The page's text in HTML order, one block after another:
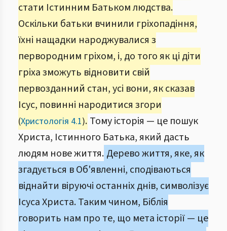
стати Істинним Батьком людства.
Оскільки батьки вчинили гріхопадіння,
їхні нащадки народжувалися з
первородним гріхом, і, до того як ці діти
гріха зможуть відновити свій
первозданний стан, усі вони, як сказав
Ісус, повинні народитися згори
(Христологія 4.1). Тому історія — це пошук
Христа, Істинного Батька, який дасть
людям нове життя. Дерево життя, яке, як
згадується в Об'явленні, сподіваються
віднайти віруючі останніх днів, символізує
Ісуса Христа. Таким чином, Біблія
говорить нам про те, що мета історії — це